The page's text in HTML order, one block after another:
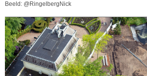
Beeld: @RingelbergNick